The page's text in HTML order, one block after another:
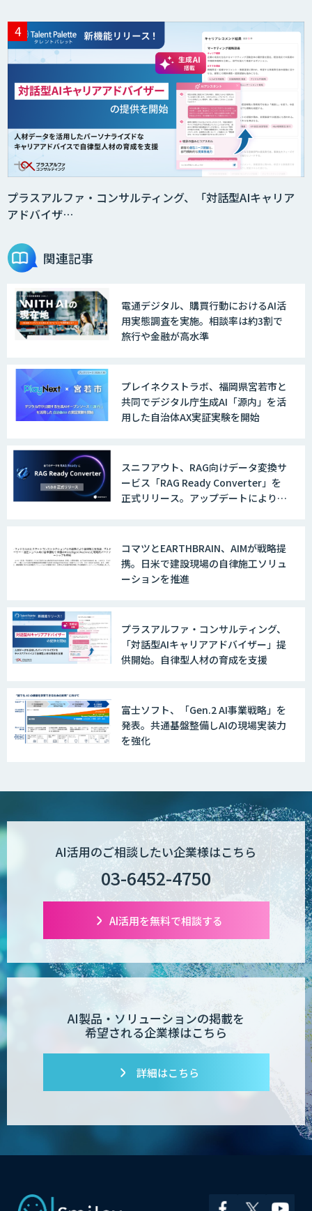
プラスアルファ・コンサルティング、「対話型AIキャリア
アドバイザ…
関連記事
電通デジタル、購買行動におけるAI活
用実態調査を実施。相談率は約3割で
旅行や金融が高水準
プレイネクストラボ、福岡県宮若市と
共同でデジタル庁生成AI「源内」を活
用した自治体AX実証実験を開始
スニフアウト、RAG向けデータ変換サ
ービス「RAG Ready Converter」を
正式リリース。アップデートにより変
コマツとEARTHBRAIN、AIMが戦略提
携。日米で建設現場の自律施工ソリュ
ーションを推進
プラスアルファ・コンサルティング、
「対話型AIキャリアアドバイザー」提
供開始。自律型人材の育成を支援
富士ソフト、「Gen.2 AI事業戦略」を
発表。共通基盤整備しAIの現場実装力
を強化
AI活用のご相談したい企業様はこちら
03-6452-4750
AI活用を無料で相談する
AI製品・ソリューションの掲載を
希望される企業様はこちら
詳細はこちら